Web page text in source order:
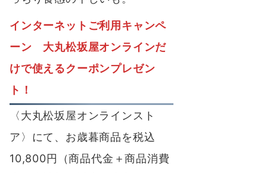
インターネットご利用キャンペ
ーン 大丸松坂屋オンラインだ
けで使えるクーポンプレゼン
ト！
〈大丸松坂屋オンラインスト
ア〉にて、 お歳暮商品を税込
10,800円（商品代金＋商品消費